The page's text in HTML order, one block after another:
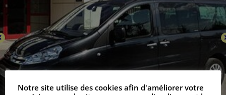
Notre site utilise des cookies afin d'améliorer votre